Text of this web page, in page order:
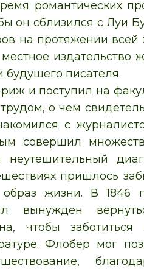
романтических
он сблизился с Луи
на протяжении
издательство
будущего писателя.
и поступил на
о чем
с
совершил
пришлось
жизни. В 1846
вынужден
чтобы
Флобер мог